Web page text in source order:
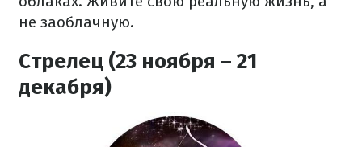
не заоблачную.
Стрелец (23 ноября – 21
декабря)